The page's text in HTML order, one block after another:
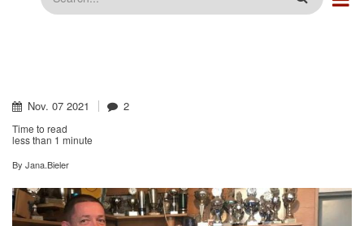
Nov. 07 2021 2
Time to read
less than 1 minute
By Jana.Bieler